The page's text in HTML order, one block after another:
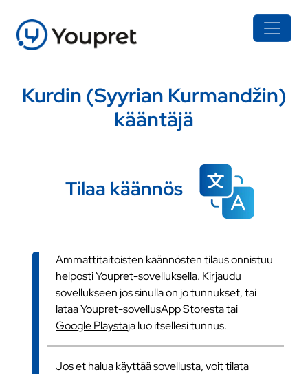
Kurdin (Syyrian Kurmandžin)
kääntäjä
Tilaa käännös
Ammattitaitoisten käännösten tilaus onnistuu
helposti Youpret-sovelluksella. Kirjaudu
sovellukseen jos sinulla on jo tunnukset, tai
lataa Youpret-sovellusApp Storestatai
Google Playstaja luo itsellesi tunnus.
Jos et halua käyttää sovellusta, voit tilata